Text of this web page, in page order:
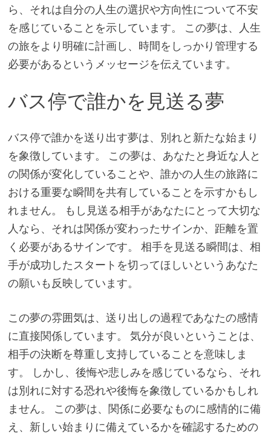
ら、それは自分の人生の選択や方向性について不安
を感じていることを示しています。 この夢は、人生
の旅をより明確に計画し、時間をしっかり管理する
必要があるというメッセージを伝えています。
バス停で誰かを見送る夢
バス停で誰かを送り出す夢は、別れと新たな始まり
を象徴しています。 この夢は、あなたと身近な人と
の関係が変化していることや、誰かの人生の旅路に
おける重要な瞬間を共有していることを示すかもし
れません。 もし見送る相手があなたにとって大切な
人なら、それは関係が変わったサインか、距離を置
く必要があるサインです。 相手を見送る瞬間は、相
手が成功したスタートを切ってほしいというあなた
の願いも反映しています。
この夢の雰囲気は、送り出しの過程であなたの感情
に直接関係しています。 気分が良いということは、
相手の決断を尊重し支持していることを意味しま
す。 しかし、後悔や悲しみを感じているなら、それ
は別れに対する恐れや後悔を象徴しているかもしれ
ません。 この夢は、関係に必要なものに感情的に備
え、新しい始まりに備えているかを確認するための